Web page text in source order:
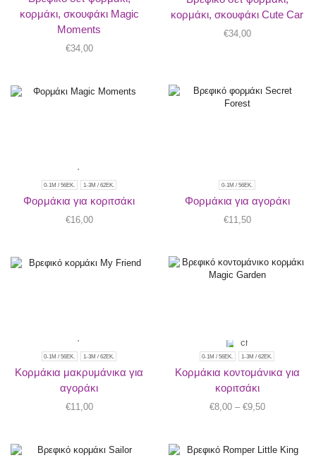
κορμάκι, σκουφάκι Magic
Moments
€34,00
κορμάκι, σκουφάκι Cute Car
€34,00
0-1M / 56ΕΚ. 1-3Μ / 62ΕΚ.
Φορμάκια για κοριτσάκι
€16,00
0-1M / 56ΕΚ.
Φορμάκια για αγοράκι
€11,50
0-1M / 56ΕΚ. 1-3Μ / 62ΕΚ.
Κορμάκια μακρυμάνικα για
αγοράκι
€11,00
0-1M / 56ΕΚ. 1-3Μ / 62ΕΚ.
Κορμάκια κοντομάνικα για
κοριτσάκι
€8,00 – €9,50